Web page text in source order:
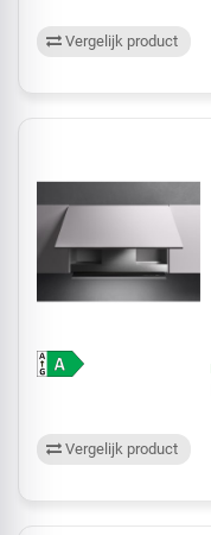
Vergelijk product
Vergelijk product